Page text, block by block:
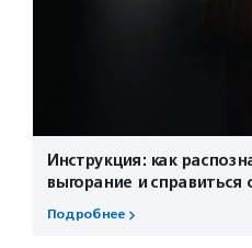
Инструкция: как
выгорание и справиться
Подробнее